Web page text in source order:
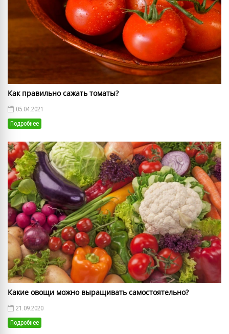
Как правильно сажать томаты?
05.04.2021
Подробнее
Какие овощи можно выращивать самостоятельно?
21.09.2020
Подробнее